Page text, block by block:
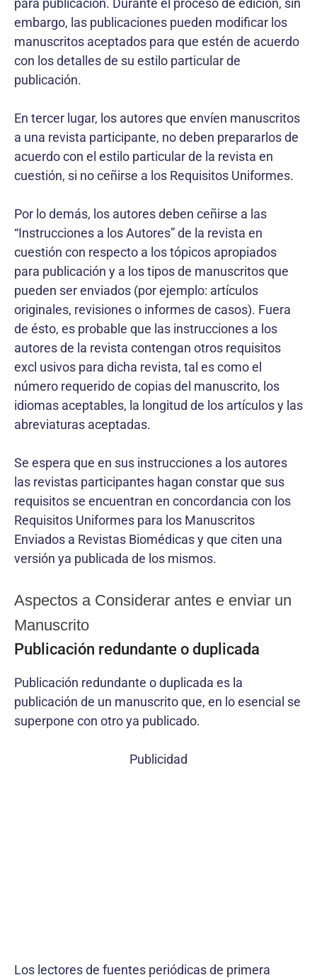
para publicación. Durante el proceso de edición, sin
embargo, las publicaciones pueden modificar los
manuscritos aceptados para que estén de acuerdo
con los detalles de su estilo particular de
publicación.
En tercer lugar, los autores que envíen manuscritos
a una revista participante, no deben prepararlos de
acuerdo con el estilo particular de la revista en
cuestión, si no ceñirse a los Requisitos Uniformes.
Por lo demás, los autores deben ceñirse a las
“Instrucciones a los Autores” de la revista en
cuestión con respecto a los tópicos apropiados
para publicación y a los tipos de manuscritos que
pueden ser enviados (por ejemplo: artículos
originales, revisiones o informes de casos). Fuera
de ésto, es probable que las instrucciones a los
autores de la revista contengan otros requisitos
excl usivos para dicha revista, tal es como el
número requerido de copias del manuscrito, los
idiomas aceptables, la longitud de los artículos y las
abreviaturas aceptadas.
Se espera que en sus instrucciones a los autores
las revistas participantes hagan constar que sus
requisitos se encuentran en concordancia con los
Requisitos Uniformes para los Manuscritos
Enviados a Revistas Biomédicas y que citen una
versión ya publicada de los mismos.
Aspectos a Considerar antes e enviar un
Manuscrito
Publicación redundante o duplicada
Publicación redundante o duplicada es la
publicación de un manuscrito que, en lo esencial se
superpone con otro ya publicado.
Publicidad
Los lectores de fuentes periódicas de primera